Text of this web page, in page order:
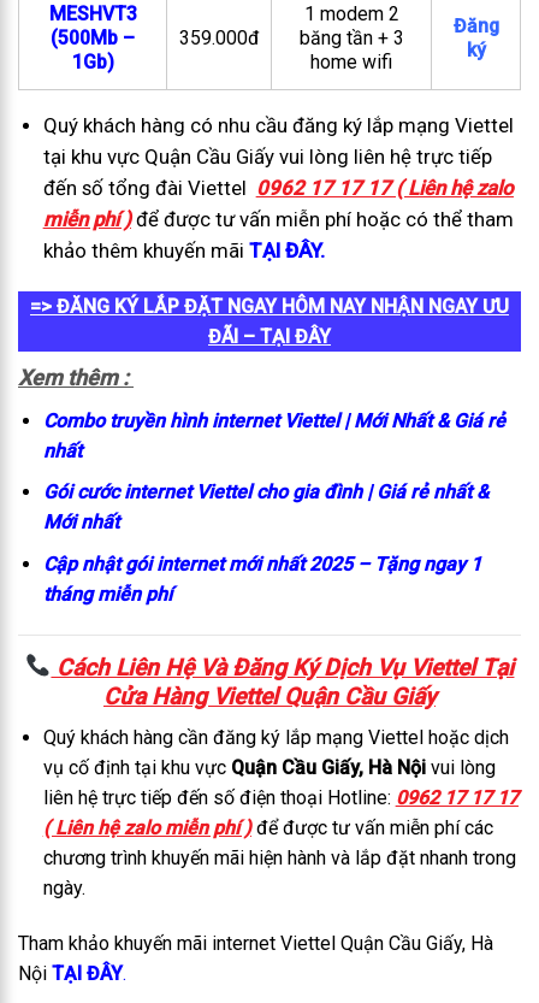
MESHVT3
(500Mb –
1Gb)
359.000đ
1 modem 2
băng tần + 3
home wifi
Đăng
ký
Quý khách hàng có nhu cầu đăng ký lắp mạng Viettel
tại khu vực Quận Cầu Giấy vui lòng liên hệ trực tiếp
đến số tổng đài Viettel 0962 17 17 17 ( Liên hệ zalo
miễn phí )để được tư vấn miễn phí hoặc có thể tham
khảo thêm khuyến mãi TẠI ĐÂY.
=> ĐĂNG KÝ LẮP ĐẶT NGAY HÔM NAY NHẬN NGAY ƯU
ĐÃI – TẠI ĐÂY
Xem thêm :
Combo truyền hình internet Viettel | Mới Nhất & Giá rẻ
nhất
Gói cước internet Viettel cho gia đình | Giá rẻ nhất &
Mới nhất
Cập nhật gói internet mới nhất 2025 – Tặng ngay 1
tháng miễn phí
Cách Liên Hệ Và Đăng Ký Dịch Vụ Viettel Tại
Cửa Hàng Viettel Quận Cầu Giấy
Quý khách hàng cần đăng ký lắp mạng Viettel hoặc dịch
vụ cố định tại khu vực Quận Cầu Giấy, Hà Nộivui lòng
liên hệ trực tiếp đến số điện thoại Hotline: 0962 17 17 17
( Liên hệ zalo miễn phí )để được tư vấn miễn phí các
chương trình khuyến mãi hiện hành và lắp đặt nhanh trong
ngày.
Tham khảo khuyến mãi internet Viettel Quận Cầu Giấy, Hà
Nội TẠI ĐÂY.